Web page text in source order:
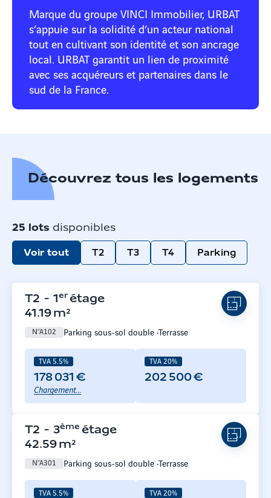
Marque du groupe VINCI Immobilier, URBAT
s’appuie sur la solidité d’un acteur national
tout en cultivant son identité et son ancrage
local. URBAT garantit un lien de proximité
avec ses acquéreurs et partenaires dans le
sud de la France.
Découvrez tous les logements
25 lots disponibles
Voir tout T2 T3 T4 Parking
T2 - 1er étage
41.19 m²
N°A102 Parking sous-sol double Terrasse
TVA 5.5%
178 031 €
Chargement...
TVA 20%
202 500 €
T2 - 3ème étage
42.59 m²
N°A301 Parking sous-sol double Terrasse
TVA 5.5% TVA 20%